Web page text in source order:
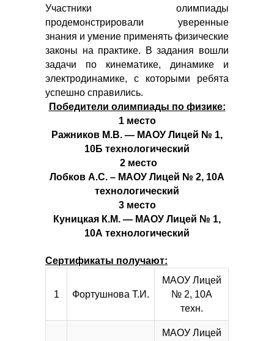
Участники олимпиады
продемонстрировали уверенные
знания и умение применять физические
законы на практике. В задания вошли
задачи по кинематике, динамике и
электродинамике, с которыми ребята
успешно справились.
Победители олимпиады по физике:
1 место
Ражников М.В. — МАОУ Лицей № 1,
10Б технологический
2 место
Лобков А.С. – МАОУ Лицей № 2, 10А
технологический
3 место
Куницкая К.М. — МАОУ Лицей № 1,
10А технологический
Сертификаты получают:
1 Фортушнова Т.И.
МАОУ Лицей
№ 2, 10А
техн.
МАОУ Лицей